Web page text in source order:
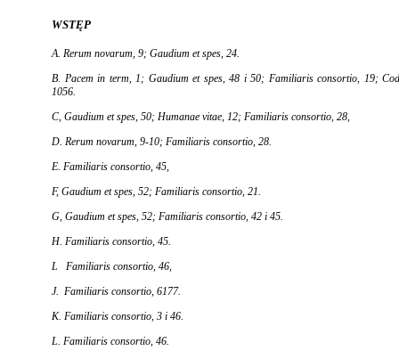
WSTĘP
A. Rerum novarum, 9; Gaudium et spes, 24.
B. Pacem in term, 1; Gaudium et spes, 48 i 50; Familia­ris consortio, 19;
1056.
C, Gaudium et spes, 50; Humanae vitae, 12; Familiaris consortio, 28,
D. Rerum novarum, 9-10; Familiaris consortio, 28.
E. Familiaris consortio, 45,
F, Gaudium et spes, 52; Familiaris consortio, 21.
G, Gaudium et spes, 52; Familiaris consortio, 42 i 45.
H. Familiaris consortio, 45.
L
Familiaris consortio, 46,
J. Familiaris consortio, 6177.
K. Familiaris consortio, 3 i 46.
L. Familiaris consortio, 46.